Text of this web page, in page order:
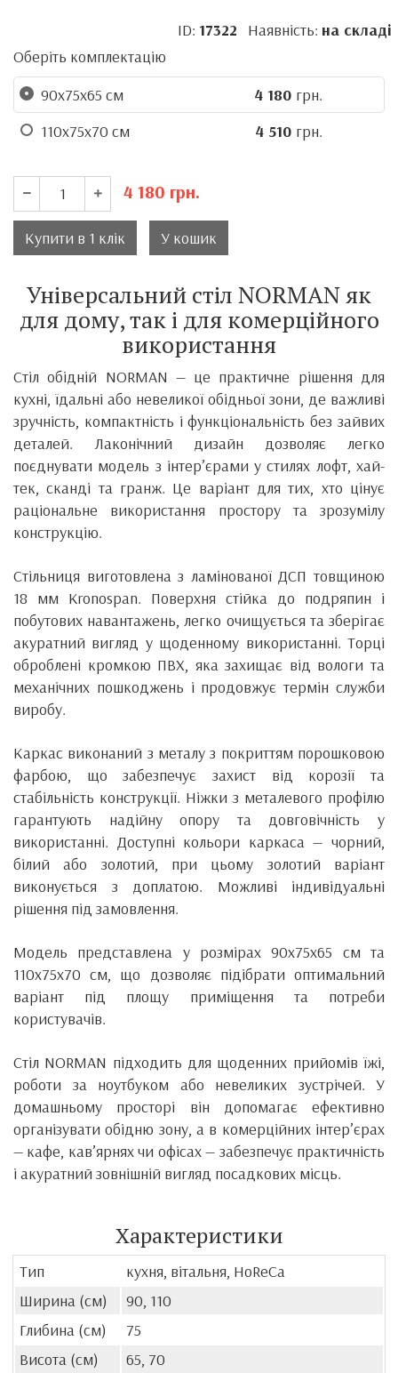
ID: 17322 Наявність: на складі
Оберіть комплектацію
90x75x65 см
4 180 грн.
110x75x70 см
4 510 грн.
4 180 грн.
Купити в 1 клік У кошик
Універсальний стіл NORMAN як
для дому, так і для комерційного
використання
Стіл обідній NORMAN — це практичне рішення для
кухні, їдальні або невеликої обідньої зони, де важливі
зручність, компактність і функціональність без зайвих
деталей. Лаконічний дизайн дозволяє легко
поєднувати модель з інтер’єрами у стилях лофт, хай-
тек, сканді та гранж. Це варіант для тих, хто цінує
раціональне використання простору та зрозумілу
конструкцію.
Стільниця виготовлена з ламінованої ДСП товщиною
18 мм Kronospan. Поверхня стійка до подряпин і
побутових навантажень, легко очищується та зберігає
акуратний вигляд у щоденному використанні. Торці
оброблені кромкою ПВХ, яка захищає від вологи та
механічних пошкоджень і продовжує термін служби
виробу.
Каркас виконаний з металу з покриттям порошковою
фарбою, що забезпечує захист від корозії та
стабільність конструкції. Ніжки з металевого профілю
гарантують надійну опору та довговічність у
використанні. Доступні кольори каркаса — чорний,
білий або золотий, при цьому золотий варіант
виконується з доплатою. Можливі індивідуальні
рішення під замовлення.
Модель представлена у розмірах 90x75x65 см та
110x75x70 см, що дозволяє підібрати оптимальний
варіант під площу приміщення та потреби
користувачів.
Стіл NORMAN підходить для щоденних прийомів їжі,
роботи за ноутбуком або невеликих зустрічей. У
домашньому просторі він допомагає ефективно
організувати обідню зону, а в комерційних інтер’єрах
— кафе, кав’ярнях чи офісах — забезпечує практичність
і акуратний зовнішній вигляд посадкових місць.
Характеристики
Тип
кухня, вітальня, HoReCa
Ширина (см)
90, 110
Глибина (см)
75
Висота (см)
65, 70